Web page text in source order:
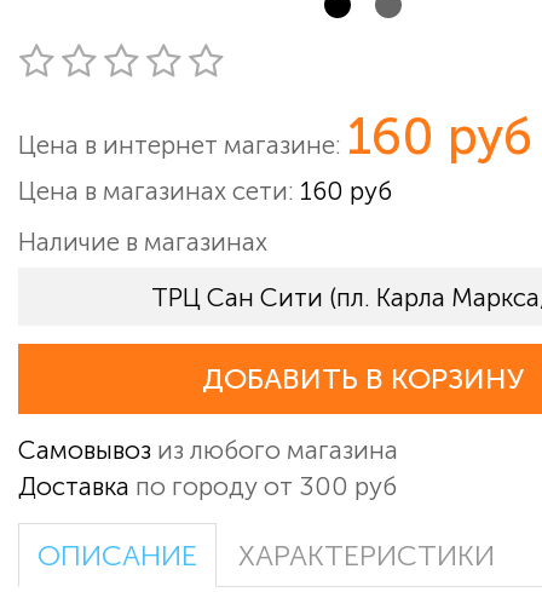
Цена в интернет магазине: 160 руб
Цена в магазинах сети: 160 руб
Наличие в магазинах
ТРЦ Сан Сити (пл. Карла
ДОБАВИТЬ В КОРЗИНУ
Самовывоз из любого магазина
Доставка по городу от 300 руб
ОПИСАНИЕ ХАРАКТЕРИСТИКИ